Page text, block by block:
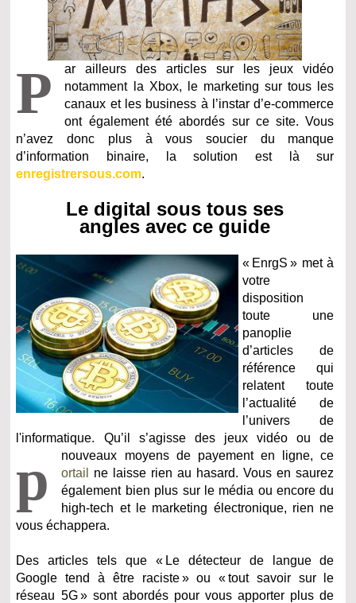
P
ar ailleurs des articles sur les jeux vidéo
notamment la Xbox, le marketing sur tous les
canaux et les business à l’instar d’e-commerce
ont également été abordés sur ce site. Vous
n’avez donc plus à vous soucier du manque
d’information binaire, la solution est là sur
enregistrersous.com.
Le digital sous tous ses
angles avec ce guide
« EnrgS » met à
votre
disposition
toute une
panoplie
d’articles de
référence qui
relatent toute
l’actualité de
l’univers de
l'informatique. Qu’il s’agisse des jeux vidéo ou de
nouveaux moyens de payement en ligne, ce
p ortail
ne laisse rien au hasard. Vous en saurez
également bien plus sur le média ou encore du
high-tech et le marketing électronique, rien ne
vous échappera.
Des articles tels que « Le détecteur de langue de
Google tend à être raciste » ou « tout savoir sur le
réseau 5G » sont abordés pour vous apporter plus de